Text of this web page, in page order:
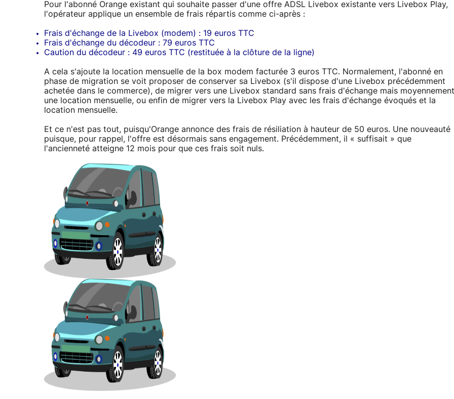
Pour l'abonné Orange existant qui souhaite passer d'une offre ADSL Livebox existante vers Livebox Play,
l'opérateur applique un ensemble de frais répartis comme ci-après :
Frais d'échange de la Livebox (modem) : 19 euros TTC
Frais d'échange du décodeur : 79 euros TTC
Caution du décodeur : 49 euros TTC (restituée à la clôture de la ligne)
A cela s'ajoute la location mensuelle de la box modem facturée 3 euros TTC. Normalement, l'abonné en
phase de migration se voit proposer de conserver sa Livebox (s'il dispose d'une Livebox précédemment
achetée dans le commerce), de migrer vers une Livebox standard sans frais d'échange mais moyennement
une location mensuelle, ou enfin de migrer vers la Livebox Play avec les frais d'échange évoqués et la
location mensuelle.
Et ce n'est pas tout, puisqu'Orange annonce des frais de résiliation à hauteur de 50 euros. Une nouveauté
puisque, pour rappel, l'offre est désormais sans engagement. Précédemment, il « suffisait » que
l'ancienneté atteigne 12 mois pour que ces frais soit nuls.